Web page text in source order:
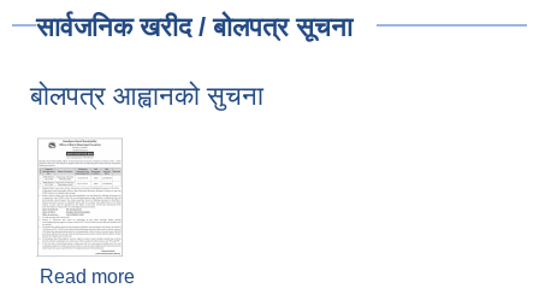
सार्वजनिक खरीद / बोलपत्र सूचना
बोलपत्र आह्वानको सुचना
Read more